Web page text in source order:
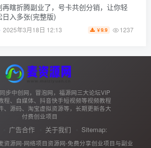
再瞎折腾副业了，号卡共创分销，让你轻
日入多张(完整版)
2025年3月18日 12:13 ￥9.9 1237
步中创网，冒泡网，福源网三大论坛VIP
程、自媒体、抖音快手短视频等视频教程
、源码、淘宝虚拟资源等，长期更新各大
付费创业项目
广告合作 关于我们 Sitemap:
资源网-网络项目资源网-免费分享创业项目与副业